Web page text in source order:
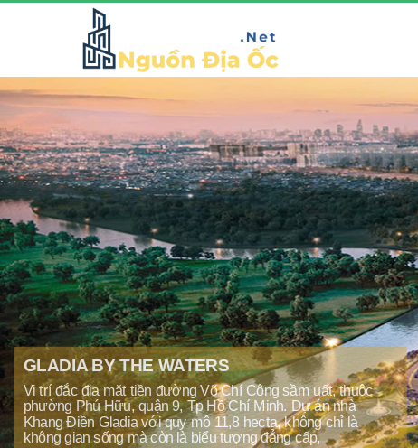
GLADIA BY THE WATERS
Vị trí đắc địa mặt tiền đường Võ Chí Công sầm uất, thuộc
phường Phú Hữu, quận 9, Tp Hồ Chí Minh. Dự án nhà
Khang Điền Gladia với quy mô 11,8 hecta, không chỉ là
không gian sống mà còn là biểu tượng đẳng cấp,